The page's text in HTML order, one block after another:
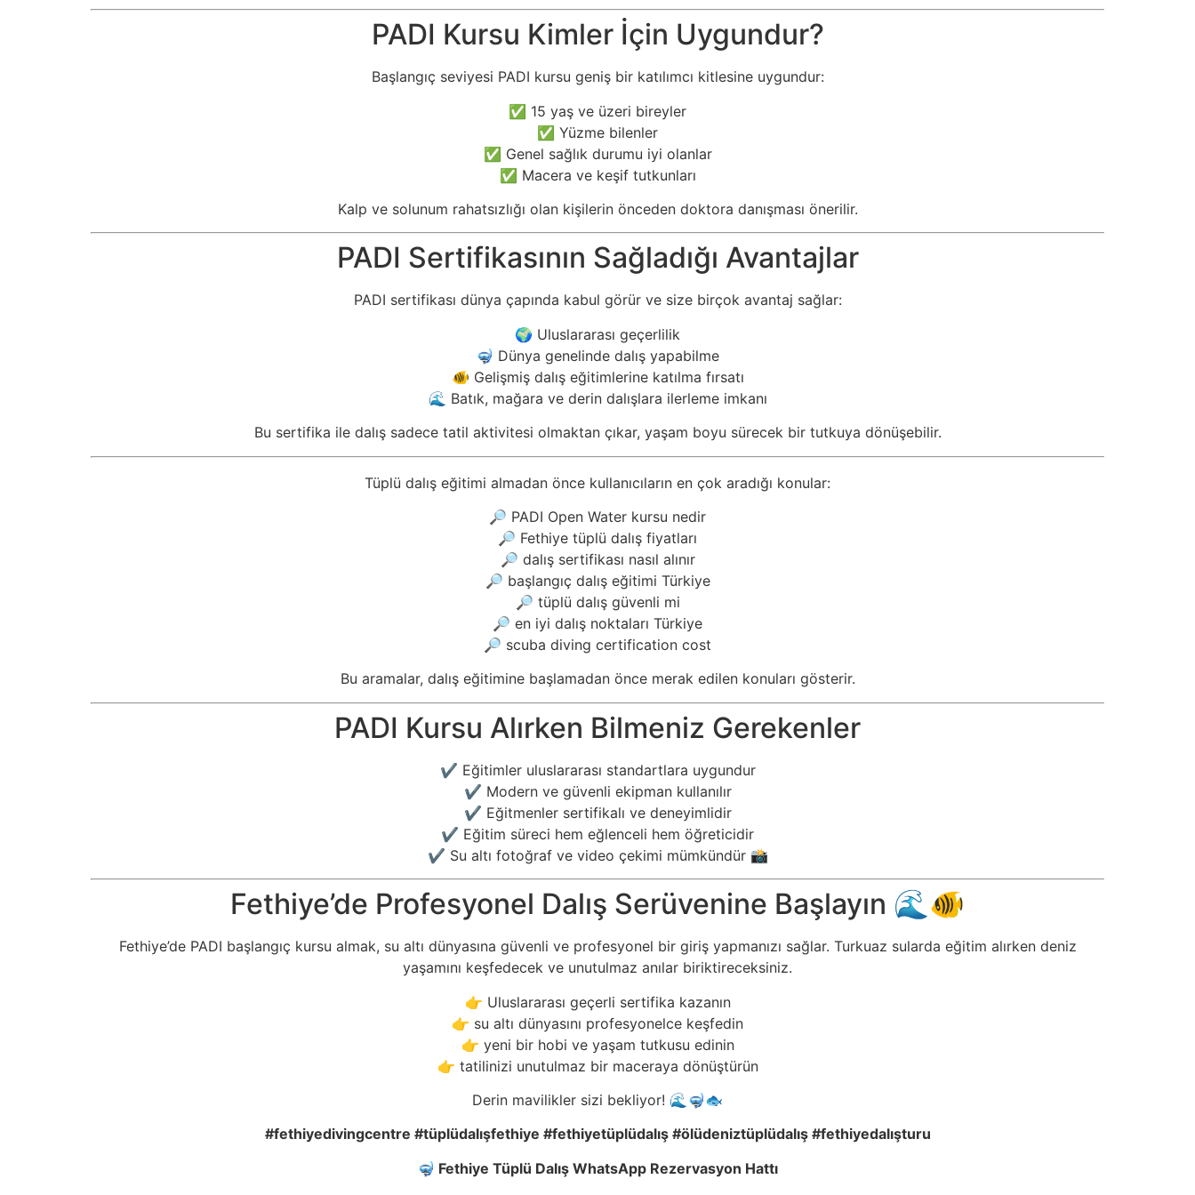
PADI Kursu Kimler İçin Uygundur?
Başlangıç seviyesi PADI kursu geniş bir katılımcı kitlesine uygundur:
✅ 15 yaş ve üzeri bireyler
✅ Yüzme bilenler
✅ Genel sağlık durumu iyi olanlar
✅ Macera ve keşif tutkunları
Kalp ve solunum rahatsızlığı olan kişilerin önceden doktora danışması önerilir.
PADI Sertifikasının Sağladığı Avantajlar
PADI sertifikası dünya çapında kabul görür ve size birçok avantaj sağlar:
🌍 Uluslararası geçerlilik
🤿 Dünya genelinde dalış yapabilme
🐠 Gelişmiş dalış eğitimlerine katılma fırsatı
🌊 Batık, mağara ve derin dalışlara ilerleme imkanı
Bu sertifika ile dalış sadece tatil aktivitesi olmaktan çıkar, yaşam boyu sürecek bir tutkuya dönüşebilir.
Tüplü dalış eğitimi almadan önce kullanıcıların en çok aradığı konular:
🔎 PADI Open Water kursu nedir
🔎 Fethiye tüplü dalış fiyatları
🔎 dalış sertifikası nasıl alınır
🔎 başlangıç dalış eğitimi Türkiye
🔎 tüplü dalış güvenli mi
🔎 en iyi dalış noktaları Türkiye
🔎 scuba diving certification cost
Bu aramalar, dalış eğitimine başlamadan önce merak edilen konuları gösterir.
PADI Kursu Alırken Bilmeniz Gerekenler
✔ Eğitimler uluslararası standartlara uygundur
✔ Modern ve güvenli ekipman kullanılır
✔ Eğitmenler sertifikalı ve deneyimlidir
✔ Eğitim süreci hem eğlenceli hem öğreticidir
✔ Su altı fotoğraf ve video çekimi mümkündür 📸
Fethiye’de Profesyonel Dalış Serüvenine Başlayın 🌊🐠
Fethiye’de PADI başlangıç kursu almak, su altı dünyasına güvenli ve profesyonel bir giriş yapmanızı sağlar. Turkuaz sularda eğitim alırken deniz
yaşamını keşfedecek ve unutulmaz anılar biriktireceksiniz.
👉 Uluslararası geçerli sertifika kazanın
👉 su altı dünyasını profesyonelce keşfedin
👉 yeni bir hobi ve yaşam tutkusu edinin
👉 tatilinizi unutulmaz bir maceraya dönüştürün
Derin mavilikler sizi bekliyor! 🌊🤿🐟
#fethiyedivingcentre #tüplüdalışfethiye #fethiyetüplüdalış#ölüdeniztüplüdalış#fethiyedalışturu
🤿 Fethiye Tüplü Dalış WhatsApp Rezervasyon Hattı